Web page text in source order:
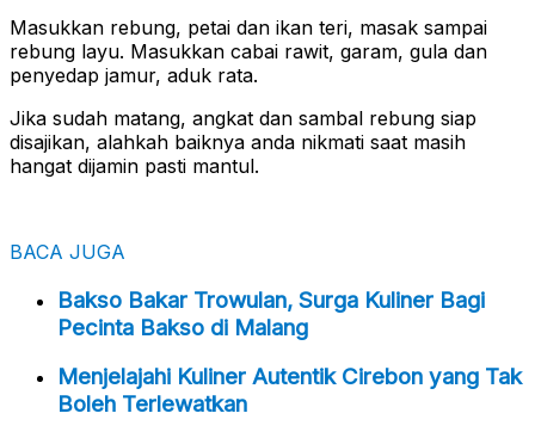
Masukkan rebung, petai dan ikan teri, masak sampai
rebung layu. Masukkan cabai rawit, garam, gula dan
penyedap jamur, aduk rata.
Jika sudah matang, angkat dan sambal rebung siap
disajikan, alahkah baiknya anda nikmati saat masih
hangat dijamin pasti mantul.
BACA JUGA
Bakso Bakar Trowulan, Surga Kuliner Bagi
Pecinta Bakso di Malang
Menjelajahi Kuliner Autentik Cirebon yang Tak
Boleh Terlewatkan